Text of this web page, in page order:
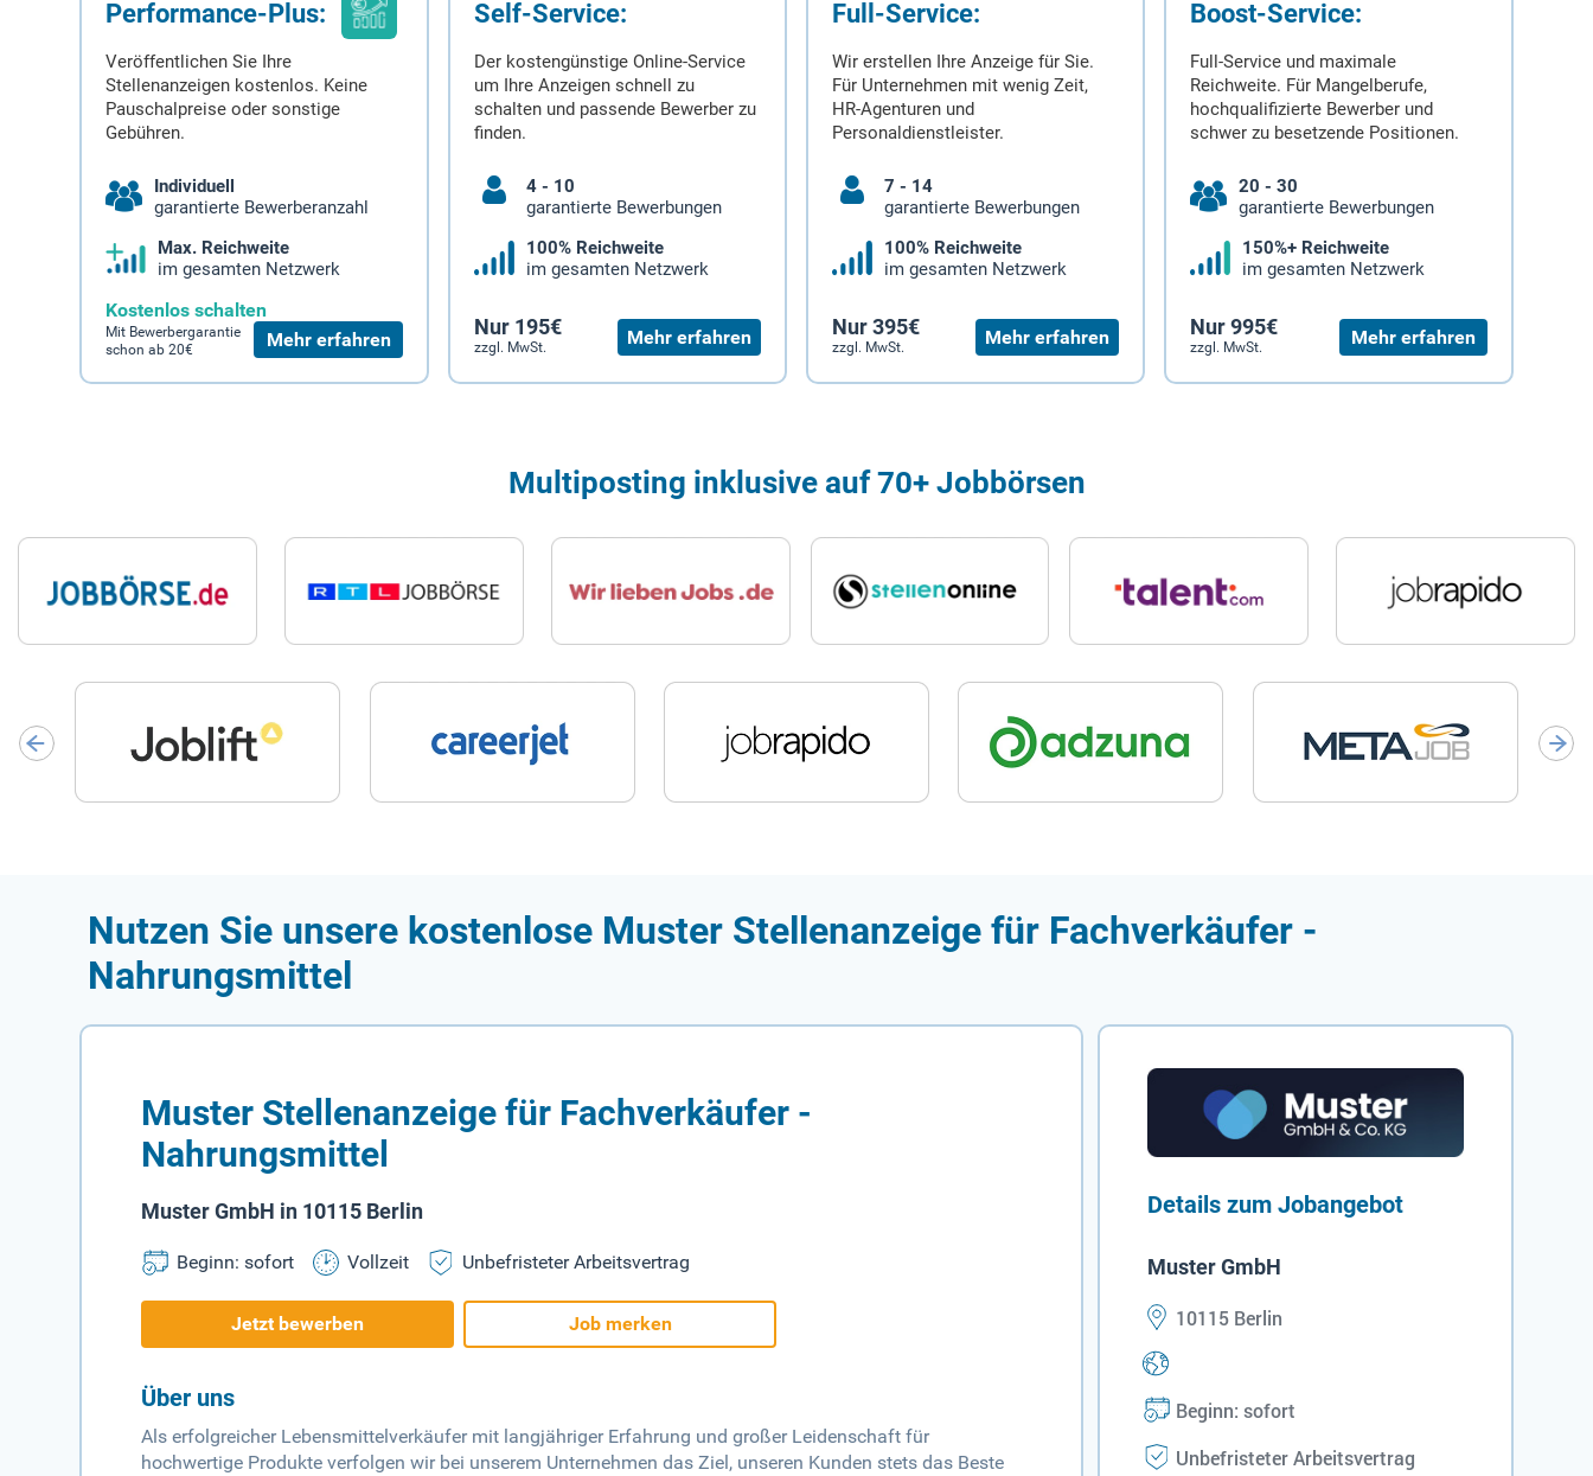
Performance-Plus:
Veröffentlichen Sie Ihre
Stellenanzeigen kostenlos. Keine
Pauschalpreise oder sonstige
Gebühren.
Individuell
garantierte Bewerberanzahl
Max. Reichweite
im gesamten Netzwerk
Kostenlos schalten
Mit Bewerbergarantie
schon ab 20€
Mehr erfahren
Self-Service:
Der kostengünstige Online-Service
um Ihre Anzeigen schnell zu
schalten und passende Bewerber zu
finden.
4 - 10
garantierte Bewerbungen
100% Reichweite
im gesamten Netzwerk
Nur 195€
zzgl. MwSt. Mehr erfahren
Full-Service:
Wir erstellen Ihre Anzeige für Sie.
Für Unternehmen mit wenig Zeit,
HR-Agenturen und
Personaldienstleister.
7 - 14
garantierte Bewerbungen
100% Reichweite
im gesamten Netzwerk
Nur 395€
zzgl. MwSt. Mehr erfahren
Boost-Service:
Full-Service und maximale
Reichweite. Für Mangelberufe,
hochqualifizierte Bewerber und
schwer zu besetzende Positionen.
20 - 30
garantierte Bewerbungen
150%+ Reichweite
im gesamten Netzwerk
Nur 995€
zzgl. MwSt. Mehr erfahren
Multiposting inklusive auf 70+ Jobbörsen
Nutzen Sie unsere kostenlose Muster Stellenanzeige für Fachverkäufer -
Nahrungsmittel
Muster Stellenanzeige für Fachverkäufer -
Nahrungsmittel
Muster GmbH in 10115 Berlin
Beginn: sofort Vollzeit Unbefristeter Arbeitsvertrag
Jetzt bewerben Job merken
Über uns
Als erfolgreicher Lebensmittelverkäufer mit langjähriger Erfahrung und großer Leidenschaft für
hochwertige Produkte verfolgen wir bei unserem Unternehmen das Ziel, unseren Kunden stets das Beste
Details zum Jobangebot
Muster GmbH
10115 Berlin
Beginn: sofort
Unbefristeter Arbeitsvertrag